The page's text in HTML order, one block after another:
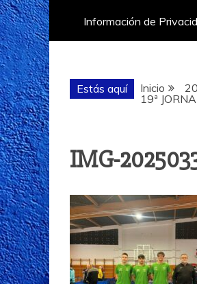
Información de
Estás aquí Inicio
19ª
IMG-